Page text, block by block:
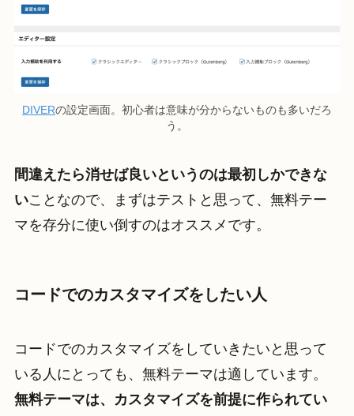
DIVERの設定画面。初心者は意味が分からないものも多いだろ
う。
間違えたら消せば良いというのは最初しかできな
いことなので、まずはテストと思って、無料テー
マを存分に使い倒すのはオススメです。
コードでのカスタマイズをしたい人
コードでのカスタマイズをしていきたいと思って
いる人にとっても、無料テーマは適しています。
無料テーマは、カスタマイズを前提に作られてい